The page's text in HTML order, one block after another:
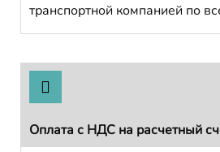
транспортной компанией по
Оплата с НДС на расчетный